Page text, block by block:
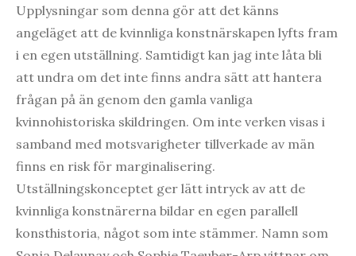
Upplysningar som denna gör att det känns
angeläget att de kvinnliga konstnärskapen lyfts fram
i en egen utställning. Samtidigt kan jag inte låta bli
att undra om det inte finns andra sätt att hantera
frågan på än genom den gamla vanliga
kvinnohistoriska skildringen. Om inte verken visas i
samband med motsvarigheter tillverkade av män
finns en risk för marginalisering.
Utställningskonceptet ger lätt intryck av att de
kvinnliga konstnärerna bildar en egen parallell
konsthistoria, något som inte stämmer. Namn som